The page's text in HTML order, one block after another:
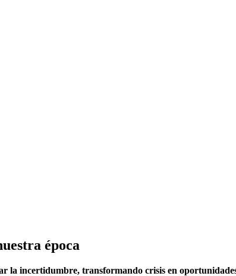
época
la incertidumbre, transformando crisis en